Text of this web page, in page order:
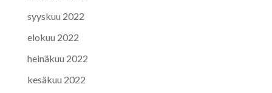
syyskuu 2022
elokuu 2022
heinäkuu 2022
kesäkuu 2022